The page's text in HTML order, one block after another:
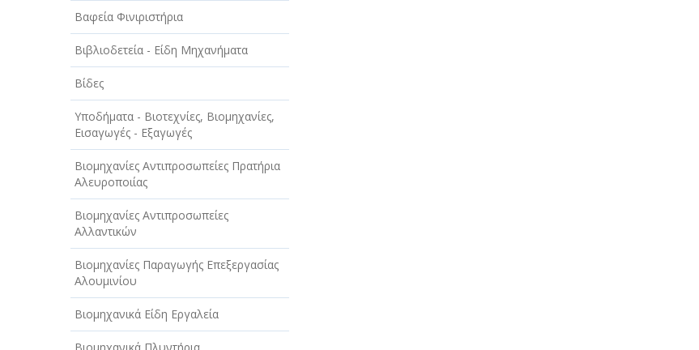
ΥΓΕΙΑ - ΙΑΤΡΟΙ
ΦΑΓΗΤΟ
Βαφεία Φινιριστήρια
Βιβλιοδετεία - Είδη Μηχανήματα
Βίδες
Υποδήματα - Βιοτεχνίες, Βιομηχανίες,
Εισαγωγές - Εξαγωγές
Βιομηχανίες Αντιπροσωπείες Πρατήρια
Αλευροποιίας
Βιομηχανίες Αντιπροσωπείες
Αλλαντικών
Βιομηχανίες Παραγωγής Επεξεργασίας
Αλουμινίου
Βιομηχανικά Είδη Εργαλεία